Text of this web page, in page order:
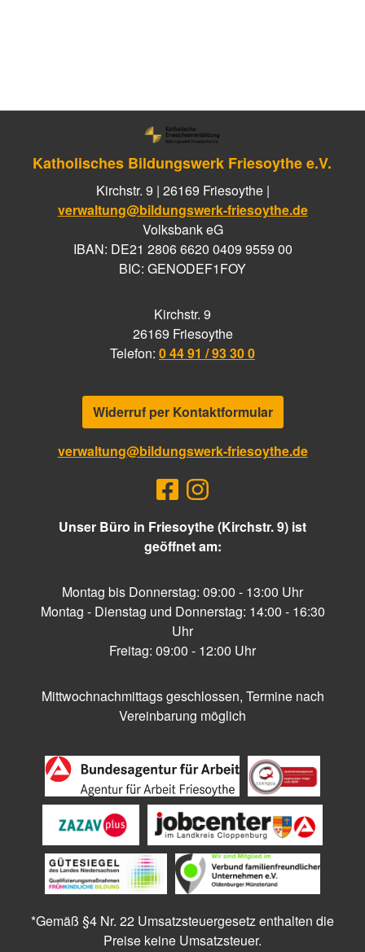
Katholisches Bildungswerk Friesoythe e.V.
Kirchstr. 9 | 26169 Friesoythe |
verwaltung@bildungswerk-friesoythe.de
Volksbank eG
IBAN: DE21 2806 6620 0409 9559 00
BIC: GENODEF1FOY
Kirchstr. 9
26169 Friesoythe
Telefon: 0 44 91 / 93 30 0
Widerruf per Kontaktformular
verwaltung@bildungswerk-friesoythe.de
Unser Büro in Friesoythe (Kirchstr. 9) ist
geöffnet am:
Montag bis Donnerstag: 09:00 - 13:00 Uhr
Montag - Dienstag und Donnerstag: 14:00 - 16:30
Uhr
Freitag: 09:00 - 12:00 Uhr
Mittwochnachmittags geschlossen, Termine nach
Vereinbarung möglich
*Gemäß §4 Nr. 22 Umsatzsteuergesetz enthalten die
Preise keine Umsatzsteuer.